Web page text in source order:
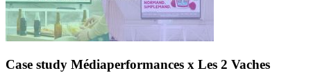
Case study Médiaperformances x Les 2 Vaches